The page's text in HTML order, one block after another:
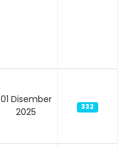
01 Disember
2025
332